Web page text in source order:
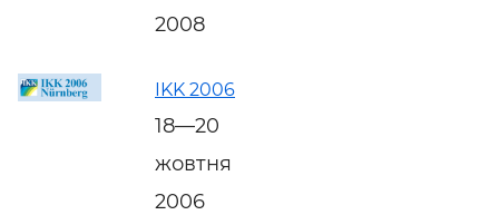
2008
IKK 2006
18—20
жовтня
2006